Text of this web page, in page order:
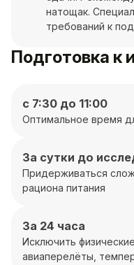
натощак.
требований к
Подготовка к
с 7:30 до 11:00
Оптимальное время
За сутки до
Придерживаться
рациона питания
За 24 часа
Исключить
авиаперелёты,